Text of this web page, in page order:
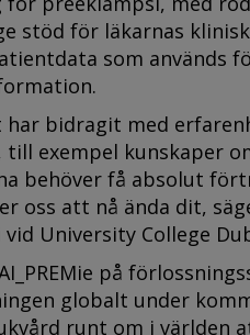
stöd för läkarnas
som används
har bidragit med
till exempel kunskaper
behöver få absolut
oss att nå ända dit,
University College
på
globalt under
runt om i världen